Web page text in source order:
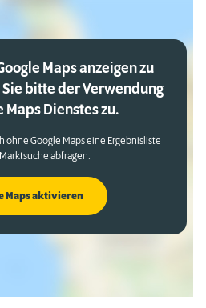
Maps anzeigen zu
bitte der Verwendung
Maps Dienstes zu.
ohne Google Maps eine Ergebnisliste
abfragen.
Maps aktivieren